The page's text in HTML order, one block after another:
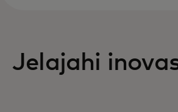
Jelajahi